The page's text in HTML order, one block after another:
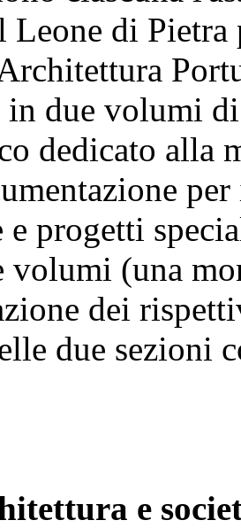
di Pietra
due volumi
dedicato alla
e progetti
volumi (una
dei
due sezioni
e